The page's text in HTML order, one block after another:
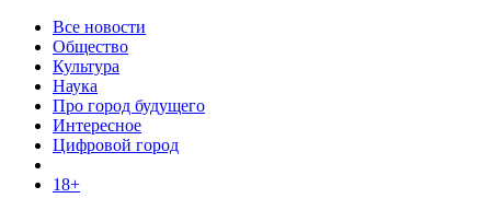
Все новости
Общество
Культура
Наука
Про город будущего
Интересное
Цифровой город
18+